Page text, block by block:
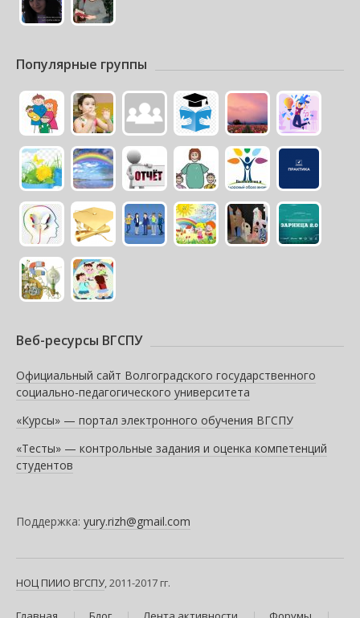
Популярные группы
Веб-ресурсы ВГСПУ
Официальный сайт Волгоградского государственного
социально-педагогического университета
«Курсы» — портал электронного обучения ВГСПУ
«Тесты» — контрольные задания и оценка компетенций
студентов
Поддержка: yury.rizh@gmail.com
НОЦ ПИИО ВГСПУ, 2011-2017 гг.